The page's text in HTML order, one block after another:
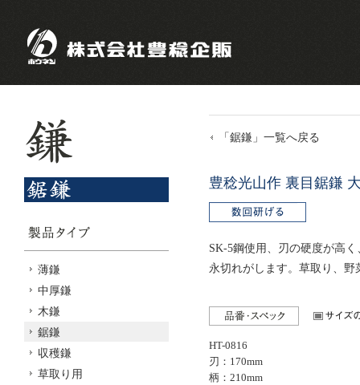
「鋸鎌」一覧へ戻る
豊稔光山作 裏目鋸鎌
SK-5鋼使用、刃の硬度が高
永切れがします。草取り、野
HT-0816
刃：170mm
柄：210mm
薄鎌
中厚鎌
木鎌
鋸鎌
収穫鎌
草取り用